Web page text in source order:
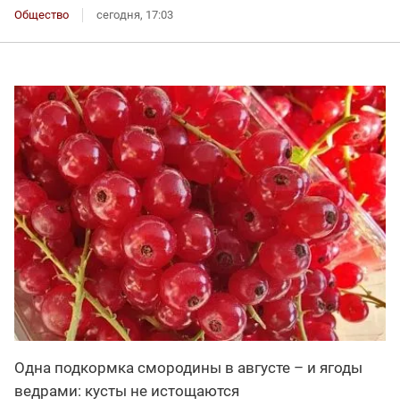
Общество сегодня, 17:03
Одна подкормка смородины в августе – и ягоды
ведрами: кусты не истощаются